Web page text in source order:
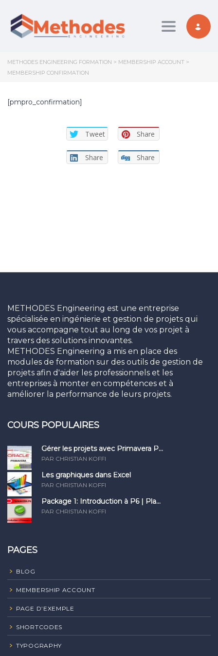
Toggle
METHODES ENGINEERING FORMATION > MEMBERSHIP ACCOUNT >
MEMBERSHIP CONFIRMATION
[pmpro_confirmation]
Tweet Share
Share Share
METHODES Engineering est une entreprise
spécialisée en ingénierie et gestion de projets qui
vous accompagne tout au long de vos projet à
travers des solutions innovantes.
METHODES Engineering a mis en place des
modules de formation sur des outils de gestion de
projets afin d'aider les professionnels et les
entreprises à monter en compétences et à
améliorer la performance de leurs projets.
COURS POPULAIRES
Gérer les projets avec Primavera P...
PAR CHRISTIAN KOFFI
Les graphiques dans Excel
PAR CHRISTIAN KOFFI
Package 1: Introduction à P6 | Pla...
PAR CHRISTIAN KOFFI
PAGES
BLOG
MEMBERSHIP ACCOUNT
PAGE D’EXEMPLE
SHORTCODES
TYPOGRAPHY